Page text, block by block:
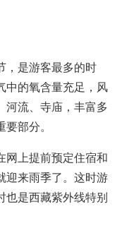
，是游客最多的时
中的氧含量充足，风
河流、寺庙，丰富多
部分。
网上提前预定住宿和
迎来雨季了。这时游
也是西藏紫外线特别